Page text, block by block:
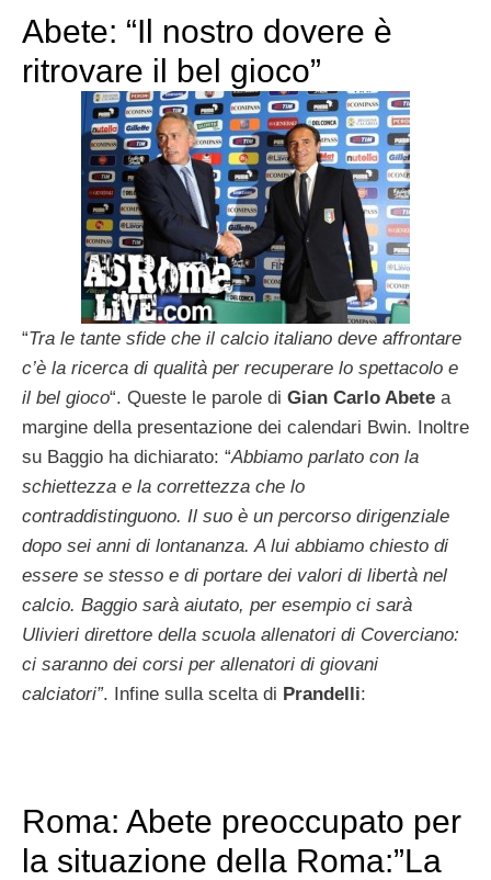
Abete: “Il nostro dovere è
ritrovare il bel gioco”
“Tra le tante sfide che il calcio italiano deve affrontare
c’è la ricerca di qualità per recuperare lo spettacolo e
il bel gioco“. Queste le parole di Gian Carlo Abete a
margine della presentazione dei calendari Bwin. Inoltre
su Baggio ha dichiarato: “Abbiamo parlato con la
schiettezza e la correttezza che lo
contraddistinguono. Il suo è un percorso dirigenziale
dopo sei anni di lontananza. A lui abbiamo chiesto di
essere se stesso e di portare dei valori di libertà nel
calcio. Baggio sarà aiutato, per esempio ci sarà
Ulivieri direttore della scuola allenatori di Coverciano:
ci saranno dei corsi per allenatori di giovani
calciatori”. Infine sulla scelta di Prandelli:
Roma: Abete preoccupato per
la situazione della Roma:”La